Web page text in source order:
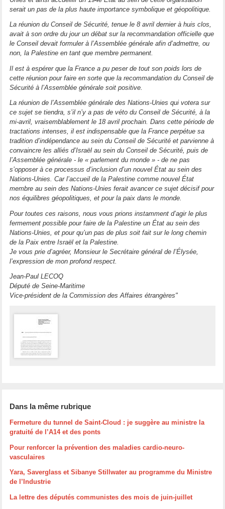
serait un pas de la plus haute importance symbolique et géopolitique.
La réunion du Conseil de Sécurité, tenue le 8 avril dernier à huis clos,
avait à son ordre du jour un débat sur la recommandation officielle que
le Conseil devait formuler à l’Assemblée générale afin d’admettre, ou
non, la Palestine en tant que membre permanent.
Il est à espérer que la France a pu peser de tout son poids lors de
cette réunion pour faire en sorte que la recommandation du Conseil de
Sécurité à l’Assemblée générale soit positive.
La réunion de l’Assemblée générale des Nations-Unies qui votera sur
ce sujet se tiendra, s’il n’y a pas de véto du Conseil de Sécurité, à la
mi-avril, vraisemblablement le 18 avril prochain. Dans cette période de
tractations intenses, il est indispensable que la France perpétue sa
tradition d’indépendance au sein du Conseil de Sécurité et parvienne à
convaincre les alliés d’Israël au sein du Conseil de Sécurité, puis de
l’Assemblée générale - le « parlement du monde » - de ne pas
s’opposer à ce processus d’inclusion d’un nouvel État au sein des
Nations-Unies. Car l’accueil de la Palestine comme nouvel État
membre au sein des Nations-Unies ferait avancer ce sujet décisif pour
nos équilibres géopolitiques, et pour la paix dans le monde.
Pour toutes ces raisons, nous vous prions instamment d’agir le plus
fermement possible pour faire de la Palestine un État au sein des
Nations-Unies, et pour qu’un pas de plus soit fait sur le long chemin
de la Paix entre Israël et la Palestine.
Je vous prie d’agréer, Monsieur le Secrétaire général de l’Élysée,
l’expression de mon profond respect.
Jean-Paul LECOQ
Député de Seine-Maritime
Vice-président de la Commission des Affaires étrangères"
Dans la même rubrique
Fermeture du tunnel de Saint-Cloud : je suggère au ministre la
gratuité de l’A14 et des ponts
Pour renforcer la prévention des maladies cardio-neuro-
vasculaires
Yara, Saverglass et Sibanye Stillwater au programme du Ministre
de l’Industrie
La lettre des députés communistes des mois de juin-juillet